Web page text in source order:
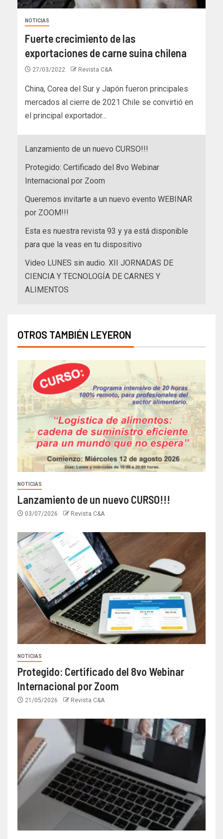
NOTICIAS
Fuerte crecimiento de las
exportaciones de carne suina chilena
27/03/2022 Revista C&A
China, Corea del Sur y Japón fueron principales
mercados al cierre de 2021 Chile se convirtió en
el principal exportador...
Lanzamiento de un nuevo CURSO!!!
Protegido: Certificado del 8vo Webinar
Internacional por Zoom
Queremos invitarte a un nuevo evento WEBINAR
por ZOOM!!!
Esta es nuestra revista 93 y ya está disponible
para que la veas en tu dispositivo
Video LUNES sin audio. XII JORNADAS DE
CIENCIA Y TECNOLOGÍA DE CARNES Y
ALIMENTOS
OTROS TAMBIÉN LEYERON
NOTICIAS
Lanzamiento de un nuevo CURSO!!!
03/07/2026 Revista C&A
NOTICIAS
Protegido: Certificado del 8vo Webinar
Internacional por Zoom
21/05/2026 Revista C&A